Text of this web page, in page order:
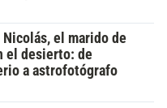
el marido de
el desierto: de
a astrofotógrafo